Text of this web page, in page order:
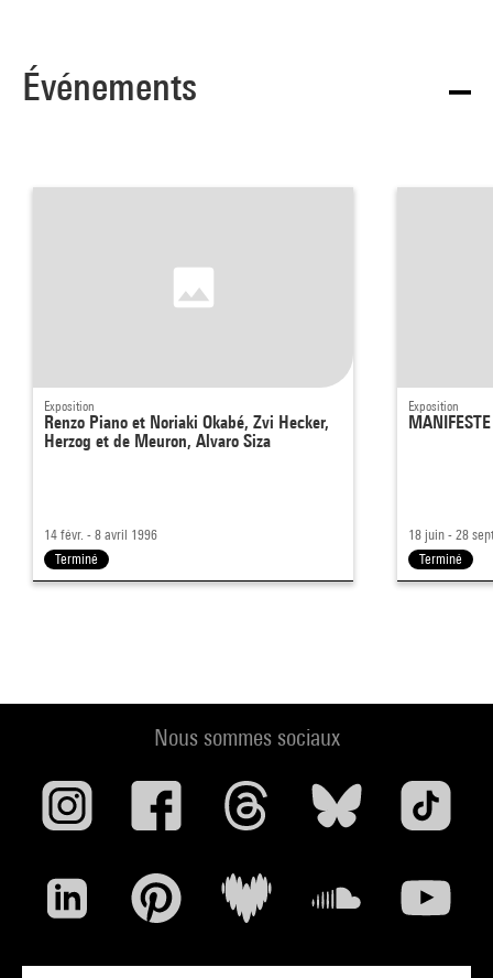
Événements
Exposition
Renzo Piano et Noriaki Okabé, Zvi Hecker,
Herzog et de Meuron, Alvaro Siza
14 févr. - 8 avril 1996
Terminé
Exposition
18 juin - 28
Terminé
Nous sommes sociaux